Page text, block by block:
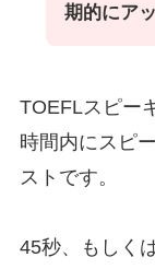
期的にア
TOEFLスピー
時間内にスピ
ストです。
45秒、もしく